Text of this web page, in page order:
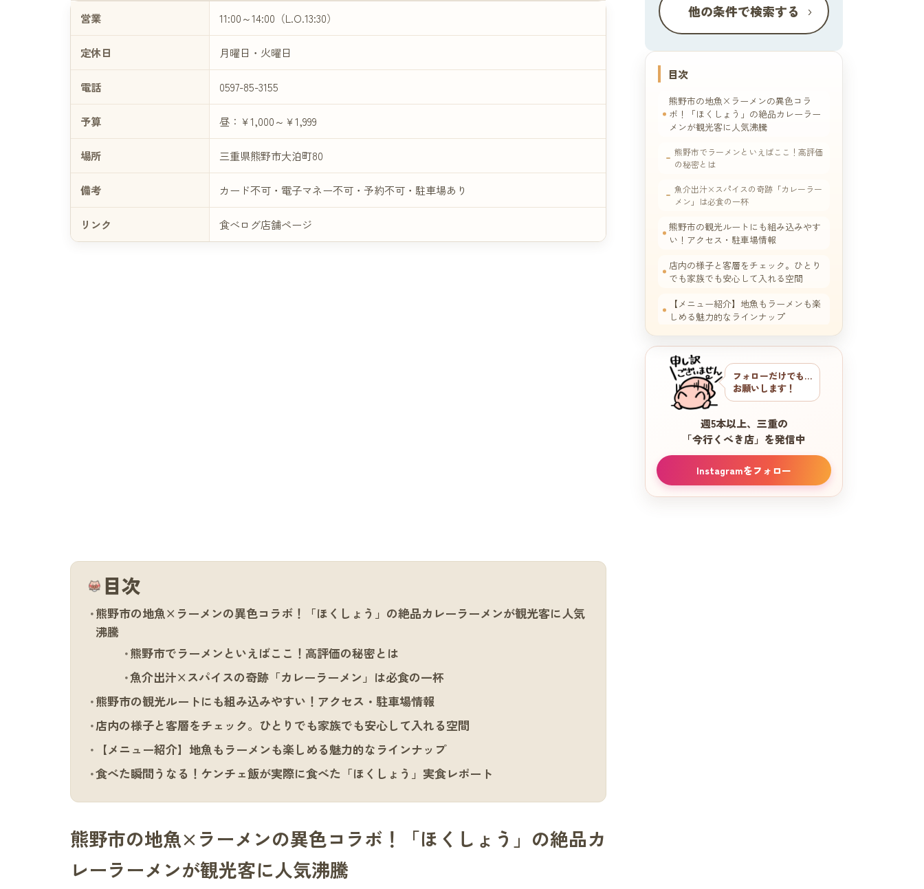
営業 11:00～14:00（L.O.13:30）
定休日 月曜日・火曜日
電話 0597-85-3155
予算 昼：￥1,000～￥1,999
場所 三重県熊野市大泊町80
備考 カード不可・電子マネー不可・予約不可・駐車場あり
リンク 食べログ店舗ページ
目次
熊野市の地魚×ラーメンの異色コラボ！「ほくしょう」の絶品カレーラーメンが観光客に人気
沸騰
熊野市でラーメンといえばここ！高評価の秘密とは
魚介出汁×スパイスの奇跡「カレーラーメン」は必食の一杯
熊野市の観光ルートにも組み込みやすい！アクセス・駐車場情報
店内の様子と客層をチェック。ひとりでも家族でも安心して入れる空間
【メニュー紹介】地魚もラーメンも楽しめる魅力的なラインナップ
食べた瞬間うなる！ケンチェ飯が実際に食べた「ほくしょう」実食レポート
熊野市の地魚×ラーメンの異色コラボ！「ほくしょう」の絶品カ
レーラーメンが観光客に人気沸騰
他の条件で検索する ›
目次
熊野市の地魚×ラーメンの異色コラ
ボ！「ほくしょう」の絶品カレーラー
メンが観光客に人気沸騰
熊野市でラーメンといえばここ！高評価
の秘密とは
魚介出汁×スパイスの奇跡「カレーラー
メン」は必食の一杯
熊野市の観光ルートにも組み込みやす
い！アクセス・駐車場情報
店内の様子と客層をチェック。ひとり
でも家族でも安心して入れる空間
【メニュー紹介】地魚もラーメンも楽
しめる魅力的なラインナップ
に食べた「ほくしょう」実食レポート
フォローだけでも…
お願いします！
週5本以上、三重の
「今行くべき店」を発信中
Instagramをフォロー